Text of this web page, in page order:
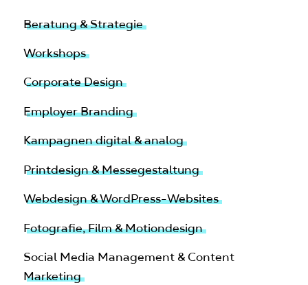
Beratung & Strategie
Workshops
Corporate Design
Employer Branding
Kampagnen digital & analog
Printdesign & Messegestaltung
Webdesign & WordPress-Websites
Fotografie, Film & Motiondesign
Social Media Management & Content
Marketing